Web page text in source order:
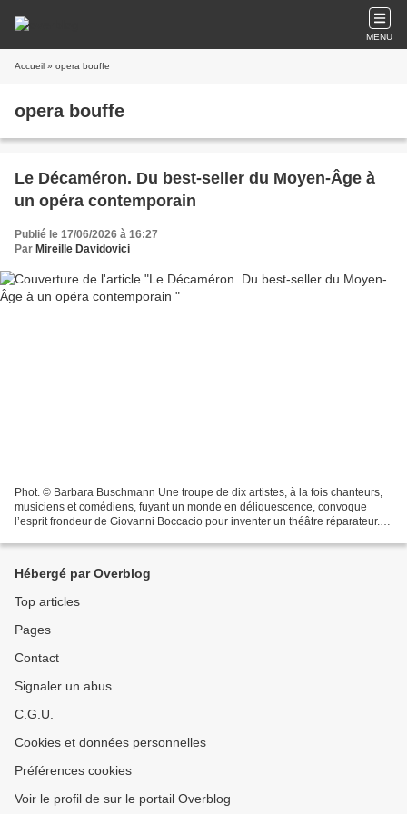
MENU
Accueil » opera bouffe
opera bouffe
Le Décaméron. Du best-seller du Moyen-Âge à
un opéra contemporain
Publié le 17/06/2026 à 16:27
Par Mireille Davidovici
Phot. © Barbara Buschmann Une troupe de dix artistes, à la fois chanteurs,
musiciens et comédiens, fuyant un monde en déliquescence, convoque
l’esprit frondeur de Giovanni Boccacio pour inventer un théâtre réparateur.
Hébergé par Overblog
Top articles
Pages
Contact
Signaler un abus
C.G.U.
Cookies et données personnelles
Préférences cookies
Voir le profil de sur le portail Overblog